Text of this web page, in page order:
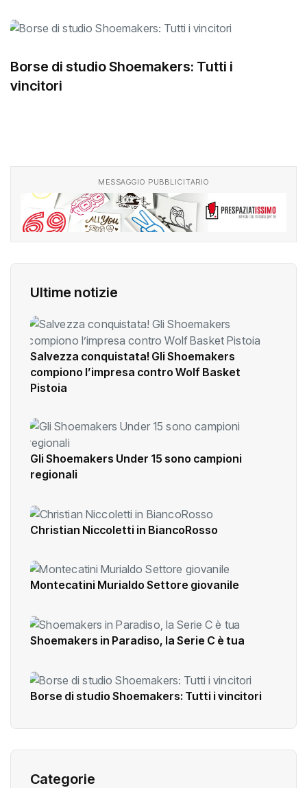
Borse di studio Shoemakers: Tutti i
vincitori
MESSAGGIO PUBBLICITARIO
Ultime notizie
Salvezza conquistata! Gli Shoemakers
compiono l’impresa contro Wolf Basket
Pistoia
Gli Shoemakers Under 15 sono campioni
regionali
Christian Niccoletti in BiancoRosso
Montecatini Murialdo Settore giovanile
Shoemakers in Paradiso, la Serie C è tua
Borse di studio Shoemakers: Tutti i vincitori
Categorie